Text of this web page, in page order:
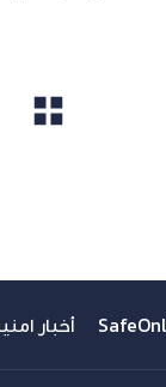
أخبار